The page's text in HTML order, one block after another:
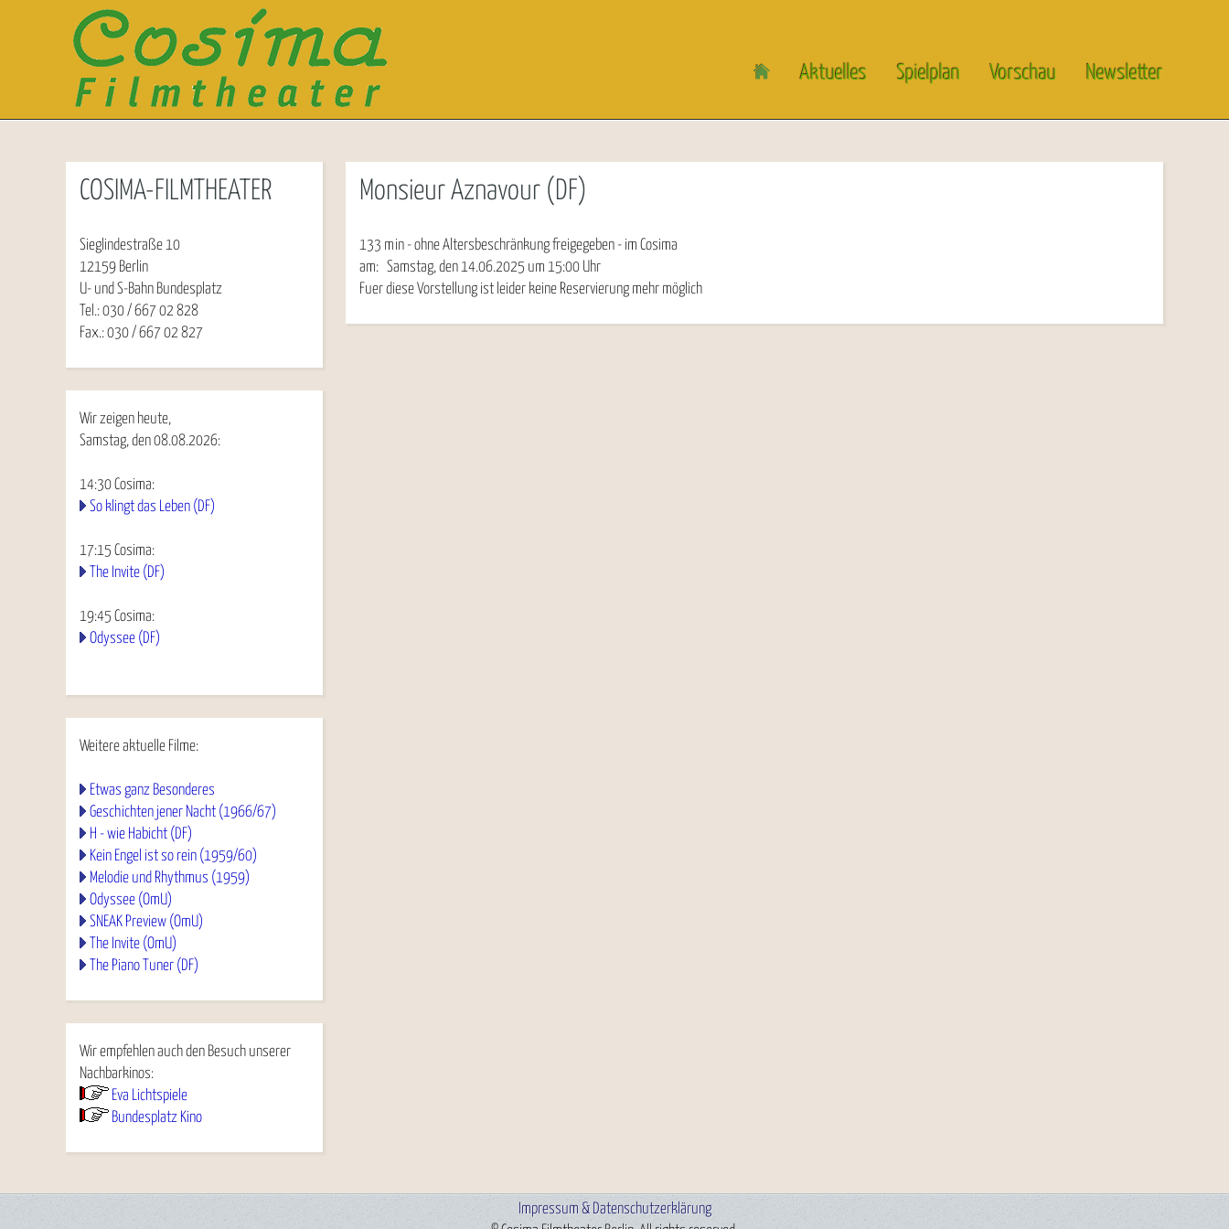
Aktuelles Spielplan Vorschau Newsletter
COSIMA-FILMTHEATER
Sieglindestraße 10
12159 Berlin
U- und S-Bahn Bundesplatz
Tel.: 030 / 667 02 828
Fax.: 030 / 667 02 827
Wir zeigen heute,
Samstag, den 08.08.2026:
14:30Cosima:
So klingt das Leben (DF)
17:15 Cosima:
The Invite (DF)
19:45 Cosima:
Odyssee (DF)
Weitere aktuelle Filme:
Etwas ganz Besonderes
Geschichten jener Nacht (1966/67)
H - wie Habicht (DF)
Kein Engel ist so rein (1959/60)
Melodie und Rhythmus (1959)
Odyssee (OmU)
SNEAK Preview (OmU)
The Invite (OmU)
The Piano Tuner (DF)
Wir empfehlen auch den Besuch unserer
Nachbarkinos:
Eva Lichtspiele
Bundesplatz Kino
Monsieur Aznavour (DF)
133 min - ohne Altersbeschränkung freigegeben - im Cosima
am:Samstag, den 14.06.2025 um15:00 Uhr
Fuer diese Vorstellung ist leider keine Reservierung mehr möglich
Impressum & Datenschutzerklärung